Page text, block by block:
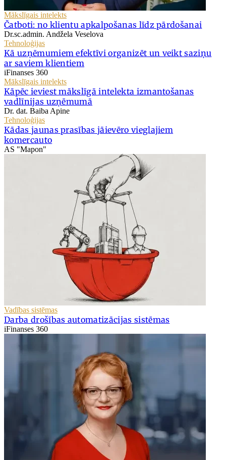
Mākslīgais intelekts
Čatboti: no klientu apkalpošanas līdz pārdošanai
Dr.sc.admin. Andžela Veselova
Tehnoloģijas
Kā uzņēmumiem efektīvi organizēt un veikt saziņu
ar saviem klientiem
iFinanses 360
Mākslīgais intelekts
Kāpēc ieviest mākslīgā intelekta izmantošanas
vadlīnijas uzņēmumā
Dr. dat. Baiba Apine
Tehnoloģijas
Kādas jaunas prasības jāievēro vieglajiem
komercauto
AS "Mapon"
Vadības sistēmas
Darba drošības automatizācijas sistēmas
iFinanses 360